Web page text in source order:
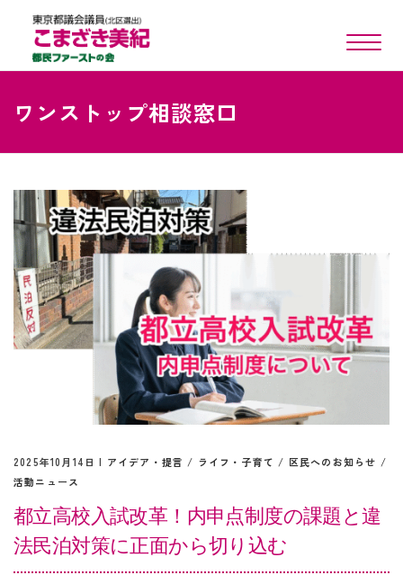
toggle
ワンストップ相談窓口
2025年10月14日 | アイデア・提言 / ライフ・子育て / 区民へのお知らせ /
活動ニュース
都立高校入試改革！内申点制度の課題と違
法民泊対策に正面から切り込む